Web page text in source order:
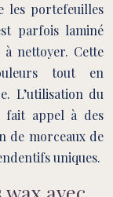
les portefeuilles
parfois laminé
nettoyer. Cette
tout en
L’utilisation du
fait appel à des
de morceaux de
uniques.